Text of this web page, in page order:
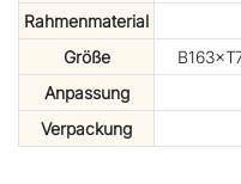
Rahmenmaterial
Größe
Anpassung
Verpackung